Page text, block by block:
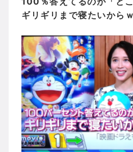
ギリギリまで寝たいからｗ